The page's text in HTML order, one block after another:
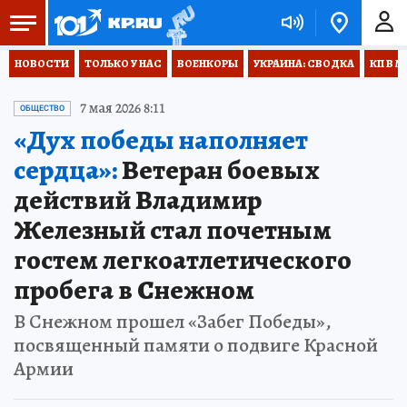
НОВОСТИ ТОЛЬКО У НАС ВОЕНКОРЫ УКРАИНА: СВОДКА КП В
ОБЩЕСТВО 7 мая 2026 8:11
«Дух победы наполняет
сердца»:Ветеран боевых
действий Владимир
Железный стал почетным
гостем легкоатлетического
пробега в Снежном
В Снежном прошел «Забег Победы»,
посвященный памяти о подвиге Красной
Армии